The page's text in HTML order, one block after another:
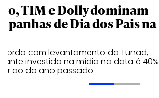
TIM e Dolly dominam
de Dia dos Pais na
com levantamento da Tunad,
investido na mídia na data é 40%
ao do ano passado